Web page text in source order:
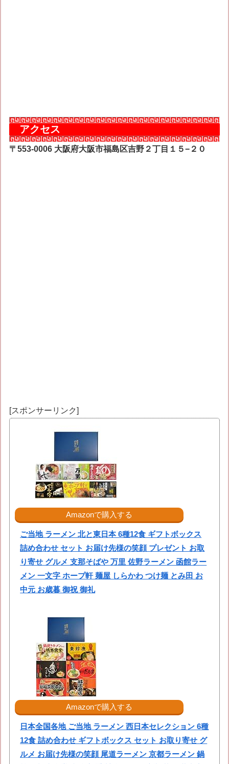
アクセス
〒553-0006 大阪府大阪市福島区吉野２丁目１５−２０
[スポンサーリンク]
Amazonで購入する
ご当地 ラーメン 北と東日本 6種12食 ギフトボックス
詰め合わせ セット お届け先様の笑顔 プレゼント お取
り寄せ グルメ 支那そばや 万里 佐野ラーメン 函館ラー
メン 一文字 ホープ軒 麺屋 しらかわ つけ麺 とみ田 お
中元 お歳暮 御祝 御礼
Amazonで購入する
日本全国各地 ご当地 ラーメン 西日本セレクション 6種
12食 詰め合わせ ギフトボックス セット お取り寄せ グ
ルメ お届け先様の笑顔 尾道ラーメン 京都ラーメン 鍋